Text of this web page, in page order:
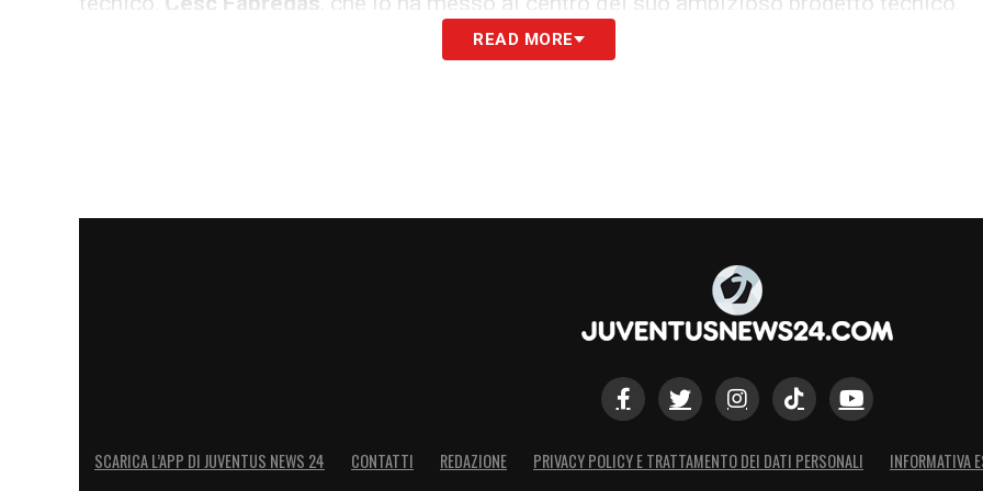
sono attese le firme finali. Il Como si assicura un attaccante di
READ MORE
SCARICA L’APP DI JUVENTUS NEWS 24 CONTATTI REDAZIONE PRIVACY POLICY E TRATTAMENTO DEI DATI PERSONALI INFORMATIVA